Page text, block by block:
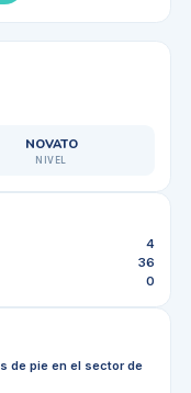
NOVATO
NIVEL
4
36
0
de pie en el sector de